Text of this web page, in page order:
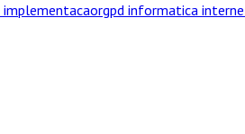
implementacaorgpd informatica